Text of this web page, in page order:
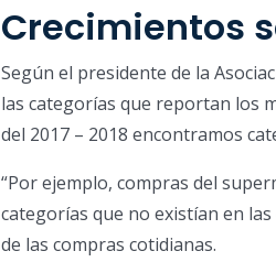
Crecimientos
Según el presidente de la
las categorías que reportan los
del 2017 – 2018 encontramos
“Por ejemplo, compras del
categorías que no existían en
de las compras cotidianas.